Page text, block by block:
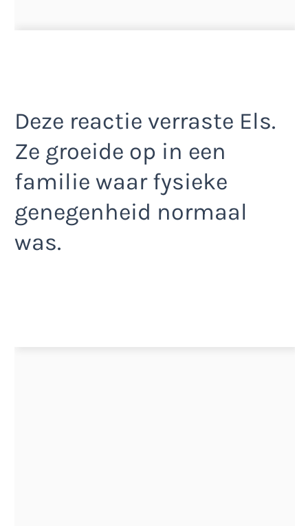
Deze reactie verraste Els.
Ze groeide op in een
familie waar fysieke
genegenheid normaal
was.